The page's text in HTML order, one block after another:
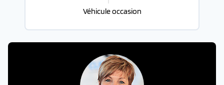
Véhicule occasion